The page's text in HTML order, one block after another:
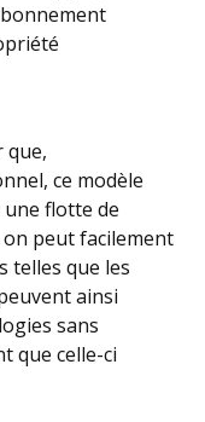
que,
ce modèle
flotte de
peut facilement
telles que les
ainsi
sans
que celle-ci